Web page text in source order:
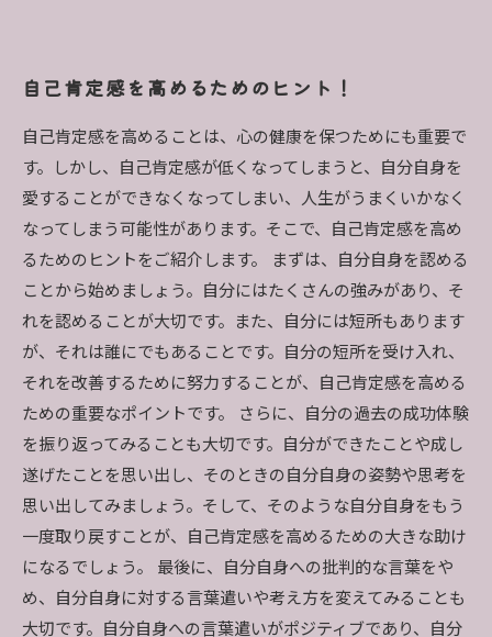
自己肯定感を高めるためのヒント！
自己肯定感を高めることは、心の健康を保つためにも重要で
す。しかし、自己肯定感が低くなってしまうと、自分自身を
愛することができなくなってしまい、人生がうまくいかなく
なってしまう可能性があります。そこで、自己肯定感を高め
るためのヒントをご紹介します。 まずは、自分自身を認める
ことから始めましょう。自分にはたくさんの強みがあり、そ
れを認めることが大切です。また、自分には短所もあります
が、それは誰にでもあることです。自分の短所を受け入れ、
それを改善するために努力することが、自己肯定感を高める
ための重要なポイントです。 さらに、自分の過去の成功体験
を振り返ってみることも大切です。自分ができたことや成し
遂げたことを思い出し、そのときの自分自身の姿勢や思考を
思い出してみましょう。そして、そのような自分自身をもう
一度取り戻すことが、自己肯定感を高めるための大きな助け
になるでしょう。 最後に、自分自身への批判的な言葉をや
め、自分自身に対する言葉遣いや考え方を変えてみることも
大切です。自分自身への言葉遣いがポジティブであり、自分